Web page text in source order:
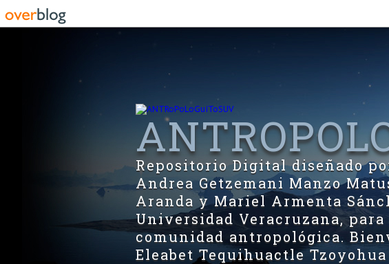
Repositorio Digital diseñado
Andrea Getzemani Manzo
Aranda y Mariel Armenta
Universidad Veracruzana,
comunidad antropológica.
Eleabet Tequihuactle